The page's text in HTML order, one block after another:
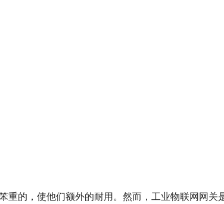
重的，使他们额外的耐用。然而，工业物联网网关